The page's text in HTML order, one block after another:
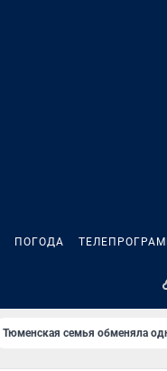
ПОГОДА
Тюменская семья обменяла